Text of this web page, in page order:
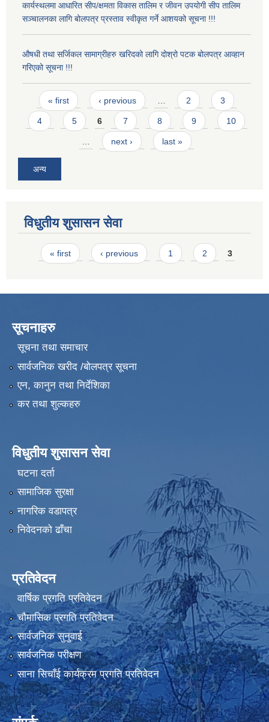
कार्यस्थलमा आधारित सीप/क्षमता विकास तालिम र जीवन उपयोगी सीप तालिम
सञ्चालनका लागि बोलपत्र प्रस्ताव स्वीकृत गर्ने आशयको सूचना !!!
औषधी तथा सर्जिकल सामाग्रीहरु खरिदको लागि दोश्रो पटक बोलपत्र आव्हान
गरिएको सूचना !!!
Pages
« first ‹ previous 2 3
4 5 6 7 8 9 10
next › last »
अन्य
विधुतीय शुसासन सेवा
Pages
« first ‹ previous 1 2 3
सूचनाहरु
सूचना तथा समाचार
सार्वजनिक खरीद /बोलपत्र सूचना
एन, कानुन तथा निर्देशिका
कर तथा शुल्कहरु
विधुतीय शुसासन सेवा
घटना दर्ता
सामाजिक सुरक्षा
नागरिक वडापत्र
निवेदनको ढाँचा
प्रतिवेदन
वार्षिक प्रगति प्रतिवेदन
चौमासिक प्रगति प्रतिवेदन
सार्वजनिक सुनुवाई
सार्वजनिक परीक्षण
साना सिचाँई कार्यक्रम प्रगति प्रतिवेदन